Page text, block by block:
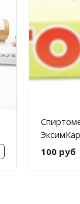
100 руб